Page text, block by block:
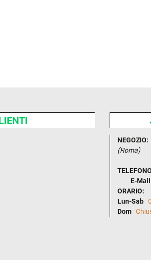
NEGOZIO:
(Roma)
E-
ORARIO:
Lun-Sab
Dom